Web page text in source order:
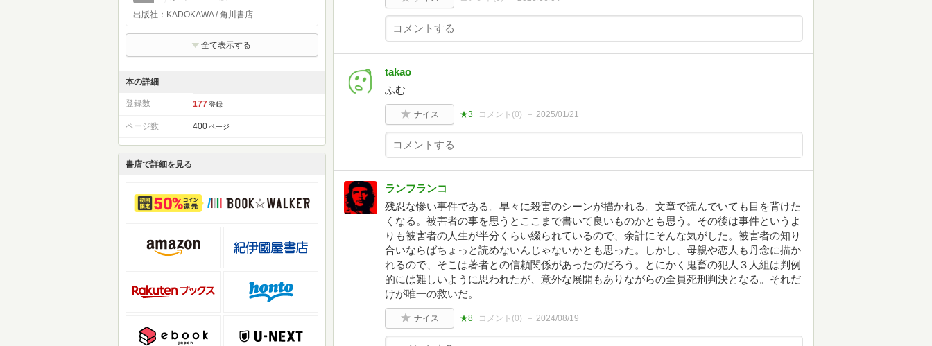
出版社：KADOKAWA / 角川書店
全て表示する
本の詳細
登録数 177 登録
ページ数 400 ページ
書店で詳細を見る
takao
ふむ
ナイス ★3 コメント(0) 2025/01/21
ランフランコ
残忍な惨い事件である。早々に殺害のシーンが描かれる。文章で読んでいても目を背けた
くなる。被害者の事を思うとここまで書いて良いものかとも思う。その後は事件というよ
りも被害者の人生が半分くらい綴られているので、余計にそんな気がした。被害者の知り
合いならばちょっと読めないんじゃないかとも思った。しかし、母親や恋人も丹念に描か
れるので、そこは著者との信頼関係があったのだろう。とにかく鬼畜の犯人３人組は判例
的には難しいように思われたが、意外な展開もありながらの全員死刑判決となる。それだ
けが唯一の救いだ。
ナイス ★8 コメント(0) 2024/08/19